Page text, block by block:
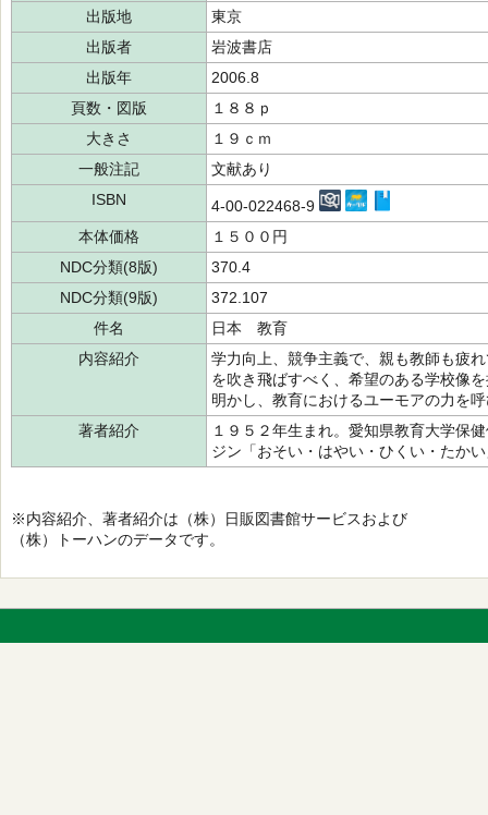
出版地
東京
出版者
岩波書店
出版年
2006.8
頁数・図版
１８８ｐ
大きさ
１９ｃｍ
一般注記
文献あり
ISBN
4-00-022468-9
本体価格
１５００円
NDC分類(8版)
370.4
NDC分類(9版)
372.107
件名
日本 教育
内容紹介
学力向上、競争主義で、親も教師も疲
を吹き飛ばすべく、希望のある学校像
明かし、教育におけるユーモアの力を
著者紹介
１９５２年生まれ。愛知県教育大学保
ジン「おそい・はやい・ひくい・たか
※内容紹介、著者紹介は（株）日販図書館サービスおよび
（株）トーハンのデータです。